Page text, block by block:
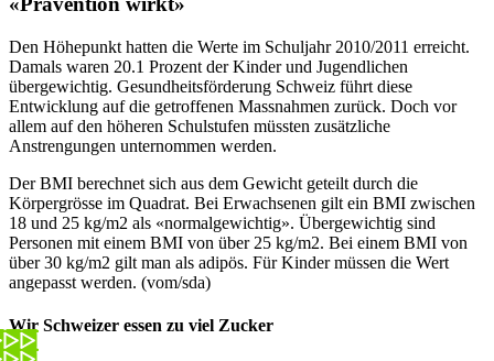
Den Höhepunkt hatten die Werte im Schuljahr 2010/2011 erreicht.
Damals waren 20.1 Prozent der Kinder und Jugendlichen
übergewichtig. Gesundheitsförderung Schweiz führt diese
Entwicklung auf die getroffenen Massnahmen zurück. Doch vor
allem auf den höheren Schulstufen müssten zusätzliche
Anstrengungen unternommen werden.
Der BMI berechnet sich aus dem Gewicht geteilt durch die
Körpergrösse im Quadrat. Bei Erwachsenen gilt ein BMI zwischen
18 und 25 kg/m2 als «normalgewichtig». Übergewichtig sind
Personen mit einem BMI von über 25 kg/m2. Bei einem BMI von
über 30 kg/m2 gilt man als adipös. Für Kinder müssen die Wert
angepasst werden. (vom/sda)
Wir Schweizer essen zu viel Zucker